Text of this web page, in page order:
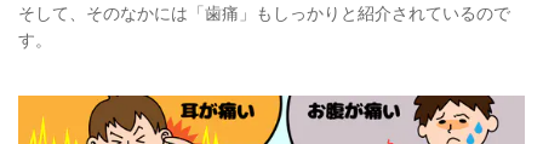
そして、そのなかには「歯痛」もしっかりと紹介されているので
す。